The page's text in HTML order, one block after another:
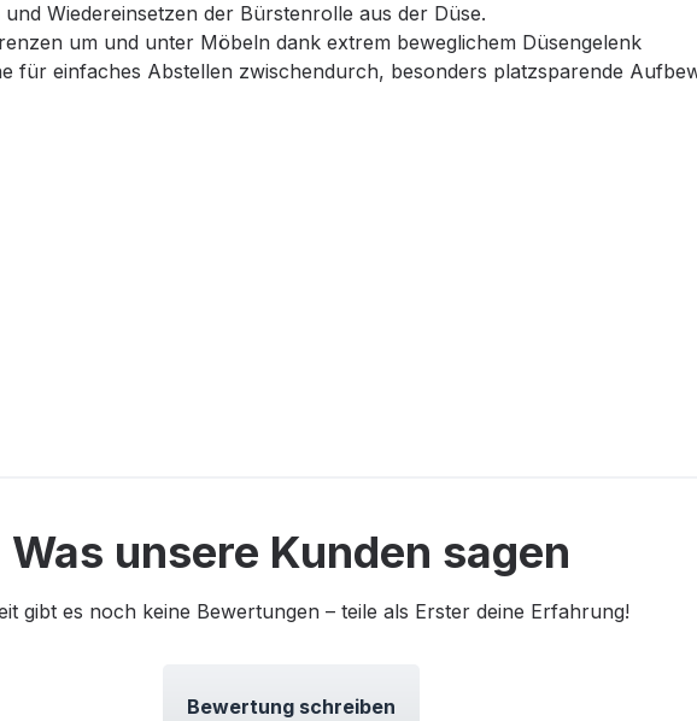
Wiedereinsetzen der Bürstenrolle aus der Düse.
um und unter Möbeln dank extrem beweglichem Düsengelenk
für einfaches Abstellen zwischendurch, besonders platzsparende
Was unsere Kunden sagen
gibt es noch keine Bewertungen – teile als Erster deine Erfahrung!
Bewertung schreiben